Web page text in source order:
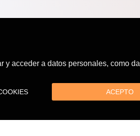
acceder a datos personales, como
ACEPTO